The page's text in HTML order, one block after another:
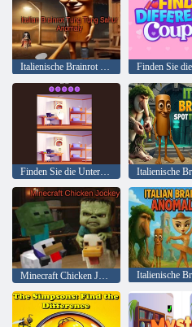
Minecraft Chicken Jockey